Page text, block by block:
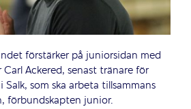
förstärker på juniorsidan med
Ackered, senast tränare för
som ska arbeta tillsammans
förbundskapten junior.